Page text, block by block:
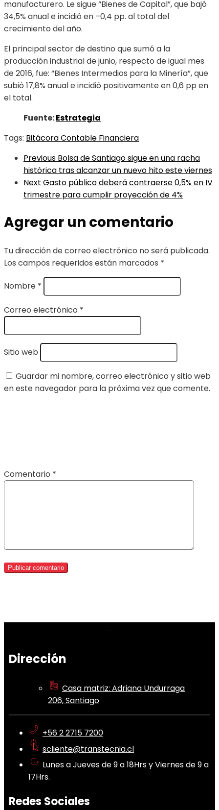
manufacturero. Le sigue “Bienes de Capital”, que bajó
34,5% anual e incidió en –0,4 pp. al total del
crecimiento del año.
El principal sector de destino que sumó a la
producción industrial de junio, respecto de igual mes
de 2016, fue: “Bienes Intermedios para la Minería”, que
subió 17,8% anual e incidió positivamente en 0,6 pp en
el total.
Fuente:Estrategia
Tags: Bitácora Contable Financiera
Previous Bolsa de Santiago sigue en una racha
histórica tras alcanzar un nuevo hito este viernes
Next Gasto público deberá contraerse 0,5% en IV
trimestre para cumplir proyección de 4%
Agregar un comentario
Tu dirección de correo electrónico no será publicada.
Los campos requeridos están marcados *
Nombre *
Correo electrónico *
Sitio web
Guardar mi nombre, correo electrónico y sitio web
en este navegador para la próxima vez que comente.
Comentario *
Dirección
Casa matriz: Adriana Undurraga
206, Santiago
+56 2 2715 7200
scliente@transtecnia.cl
Lunes a Jueves de 9 a 18Hrs y Viernes de 9 a
17Hrs.
Redes Sociales